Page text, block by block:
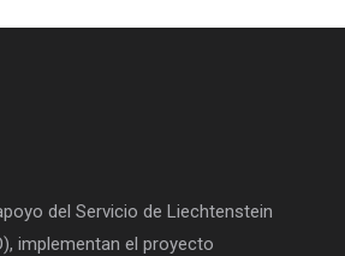
del Servicio de Liechtenstein
implementan el proyecto